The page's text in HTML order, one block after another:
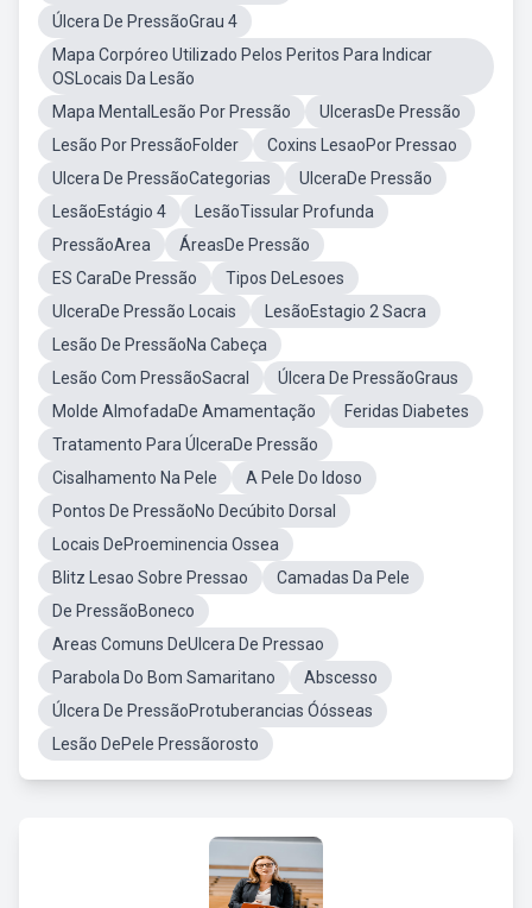
Úlcera De PressãoGrau 4
Mapa Corpóreo Utilizado Pelos Peritos Para Indicar
OSLocais Da Lesão
Mapa MentalLesão Por Pressão
UlcerasDe Pressão
Lesão Por PressãoFolder
Coxins LesaoPor Pressao
Ulcera De PressãoCategorias
UlceraDe Pressão
LesãoEstágio 4
LesãoTissular Profunda
PressãoArea
ÁreasDe Pressão
ES CaraDe Pressão
Tipos DeLesoes
UlceraDe Pressão Locais
LesãoEstagio 2 Sacra
Lesão De PressãoNa Cabeça
Lesão Com PressãoSacral
Úlcera De PressãoGraus
Molde AlmofadaDe Amamentação
Feridas Diabetes
Tratamento Para ÚlceraDe Pressão
Cisalhamento Na Pele
A Pele Do Idoso
Pontos De PressãoNo Decúbito Dorsal
Locais DeProeminencia Ossea
Blitz Lesao Sobre Pressao
Camadas Da Pele
De PressãoBoneco
Areas Comuns DeUlcera De Pressao
Parabola Do Bom Samaritano
Abscesso
Úlcera De PressãoProtuberancias Óósseas
Lesão DePele Pressãorosto